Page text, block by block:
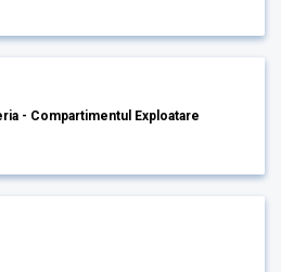
- Compartimentul Exploatare